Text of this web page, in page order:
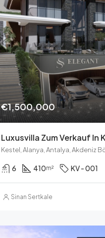
€1,500,000
Luxusvilla Zum Verkauf In
Kestel, Alanya, Antalya, Akdeniz
6 410m² KV - 001
Sinan Sertkale